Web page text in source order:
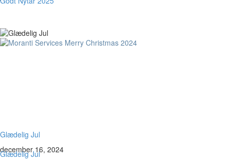
Glædelig Jul
december 16, 2024
Glædelig Jul